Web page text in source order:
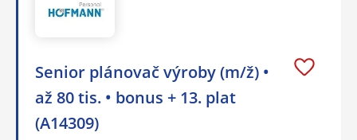
Senior plánovač výroby (m/ž) •
až 80 tis. • bonus + 13. plat
(A14309)